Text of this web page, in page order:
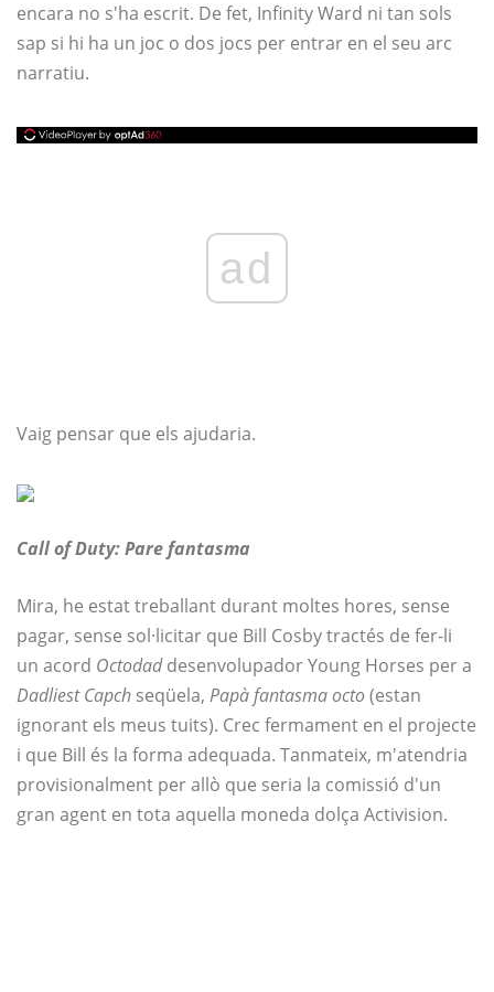
encara no s'ha escrit. De fet, Infinity Ward ni tan sols
sap si hi ha un joc o dos jocs per entrar en el seu arc
narratiu.
ad
Vaig pensar que els ajudaria.
Call of Duty: Pare fantasma
Mira, he estat treballant durant moltes hores, sense
pagar, sense sol·licitar que Bill Cosby tractés de fer-li
un acord Octodaddesenvolupador Young Horses per a
Dadliest Capch seqüela, Papà fantasma octo(estan
ignorant els meus tuits). Crec fermament en el projecte
i que Bill és la forma adequada. Tanmateix, m'atendria
provisionalment per allò que seria la comissió d'un
gran agent en tota aquella moneda dolça Activision.